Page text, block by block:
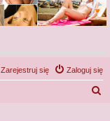
Zaloguj się
Zarejestruj się